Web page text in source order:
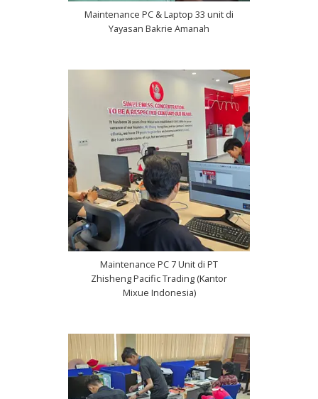
Maintenance PC & Laptop 33 unit di
Yayasan Bakrie Amanah
Maintenance PC 7 Unit di PT
Zhisheng Pacific Trading (Kantor
Mixue Indonesia)